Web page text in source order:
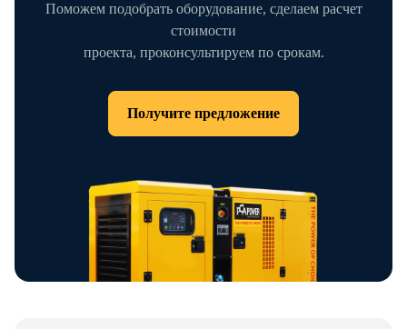
Поможем подобрать оборудование, сделаем расчет
стоимости
проекта, проконсультируем по срокам.
Получите предложение